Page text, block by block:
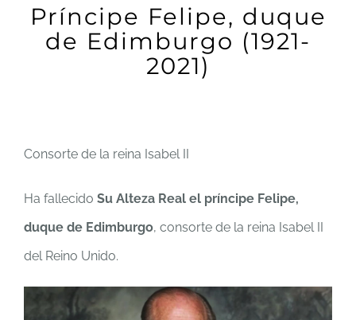
Príncipe Felipe, duque
de Edimburgo (1921-
2021)
Consorte de la reina Isabel II
Ha fallecido Su Alteza Real el príncipe Felipe,
duque de Edimburgo, consorte de la reina Isabel II
del Reino Unido.